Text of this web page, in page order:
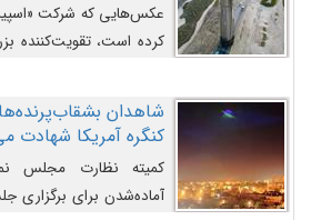
عکس‌هایی که شرکت
کرده است، تقویت‌کننده
شاهدان
کنگره آمریکا شهادت
کمیته نظارت مجلس
آماده‌شدن برای برگزاری